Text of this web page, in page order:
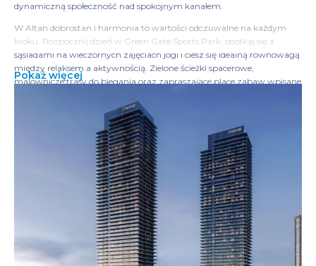
dynamiczną społeczność nad spokojnym kanałem.
W Altan dobrostan i harmonia to wartości odczuwalne na każdym
kroku. Rozpocznij dzień w Green Gate Sports Park, spotkaj się z
sąsiadami na wieczornych zajęciach jogi i ciesz się idealną równowagą
między relaksem a aktywnością. Zielone ścieżki spacerowe,
malownicze trasy do biegania oraz zapraszające place zabaw wpisane
wieku, może się tu rozwijać.
Codzienne chwile w Altan stają się wyjątkowe. Wyobraź sobie
wiosłowanie po kanale, rowerowe wycieczki malowniczymi trasami
czy odpoczynek w spokojnych, zagospodarowanych dziedzińcach tuż
pod domem. Nowoczesna architektura opiera się na ponadczasowych
wzorcach: szerokie okna, prywatne balkony i tarasy na dachach
domów szeregowych, a wszystko wykonane z naturalnych, lokalnych
materiałów harmonijnie wpisujących się w otoczenie.
Już od wejścia, przez imponujące lobby z wysokimi sufitami,
odczuwasz unikalną elegancję i komfort. Przemyślane wnętrza
obejmują nowoczesne kuchnie z elegancką zabudową, przestronne
Pokaż więcej